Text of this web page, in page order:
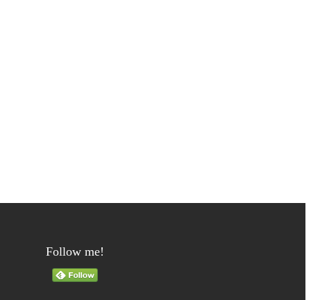
Follow me!